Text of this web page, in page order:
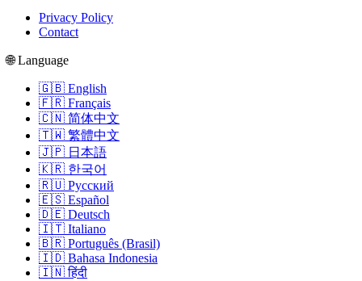
Privacy Policy
Contact
🌐 Language
🇬🇧 English
🇫🇷 Français
🇨🇳 简体中文
🇹🇼 繁體中文
🇯🇵 日本語
🇰🇷 한국어
🇷🇺 Русский
🇪🇸 Español
🇩🇪 Deutsch
🇮🇹 Italiano
🇧🇷 Português (Brasil)
🇮🇩 Bahasa Indonesia
🇮🇳 हिंदी